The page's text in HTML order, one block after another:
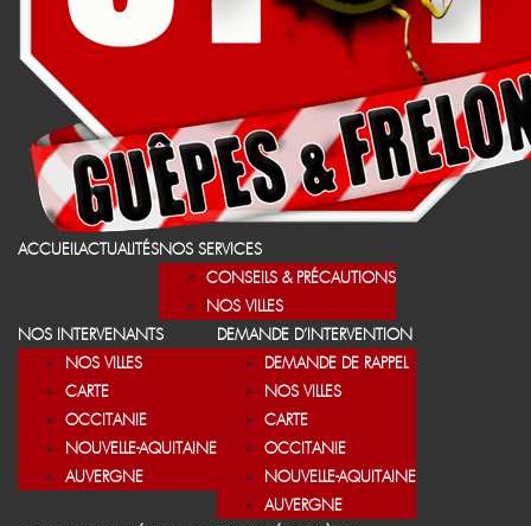
ACCUEILACTUALITÉSNOS SERVICES
CONSEILS & PRÉCAUTIONS
NOS VILLES
NOS INTERVENANTS
NOS VILLES
CARTE
OCCITANIE
NOUVELLE-AQUITAINE
AUVERGNE
DEMANDE D’INTERVENTION
DEMANDE DE RAPPEL
NOS VILLES
CARTE
OCCITANIE
NOUVELLE-AQUITAINE
AUVERGNE